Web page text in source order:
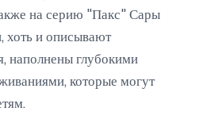
на серию "Пакс" Сары
хоть и описывают
наполнены глубокими
которые могут